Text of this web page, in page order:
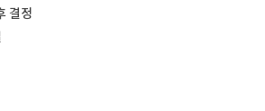
결정